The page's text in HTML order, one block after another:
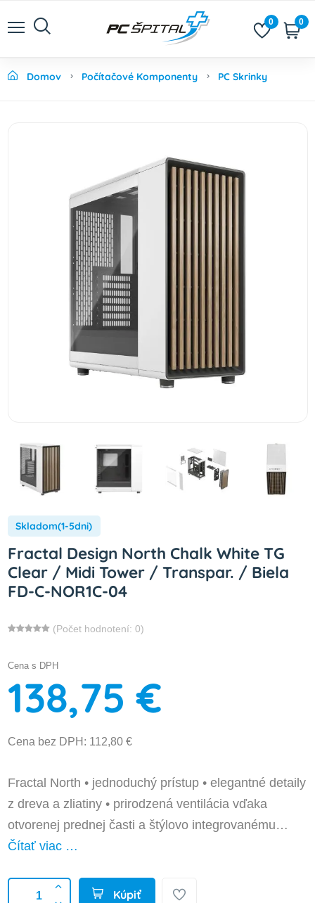
0 0
Domov Počítačové Komponenty PC Skrinky
Skladom(1-5dni)
Fractal Design North Chalk White TG
Clear / Midi Tower / Transpar. / Biela
FD-C-NOR1C-04
(Počet hodnotení: 0)
Cena s DPH
138,75 €
Cena bez DPH: 112,80 €
Fractal North • jednoduchý prístup • elegantné detaily
z dreva a zliatiny • prirodzená ventilácia vďaka
otvorenej prednej časti a štýlovo integrovanému…
Čítať viac …
Kúpiť